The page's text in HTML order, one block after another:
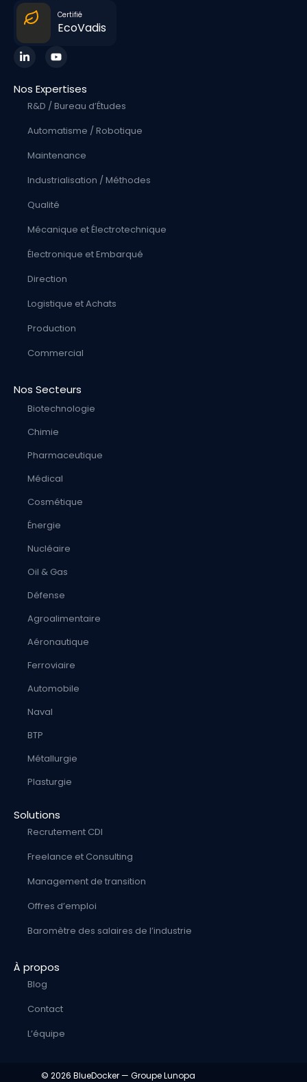
Certifié
EcoVadis
Nos Expertises
R&D / Bureau d’Études
Automatisme / Robotique
Maintenance
Industrialisation / Méthodes
Qualité
Mécanique et Électrotechnique
Électronique et Embarqué
Direction
Logistique et Achats
Production
Commercial
Nos Secteurs
Biotechnologie
Chimie
Pharmaceutique
Médical
Cosmétique
Énergie
Nucléaire
Oil & Gas
Défense
Agroalimentaire
Aéronautique
Ferroviaire
Automobile
Naval
BTP
Métallurgie
Plasturgie
Solutions
Recrutement CDI
Freelance et Consulting
Management de transition
Offres d’emploi
Baromètre des salaires de l’industrie
À propos
Blog
Contact
L’équipe
© 2026 BlueDocker — Groupe Lunopa